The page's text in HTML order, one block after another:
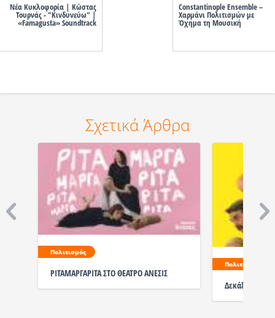
Νέα Κυκλοφορία | Κώστας
Τουρνάς - "Κινδυνεύω" |
«Famagusta» Soundtrack
Constantinople Ensemble –
Χαρμάνι Πολιτισμών με
Όχημα τη Μουσική
Σχετικά Άρθρα
Πολιτισμός
ΡΙΤΑΜΑΡΓΑΡΙΤΑ ΣΤΟ ΘΕΑΤΡΟ ΑΝΕΣΙΣ
Πολιτισμός
Δεκάξι - 2ος